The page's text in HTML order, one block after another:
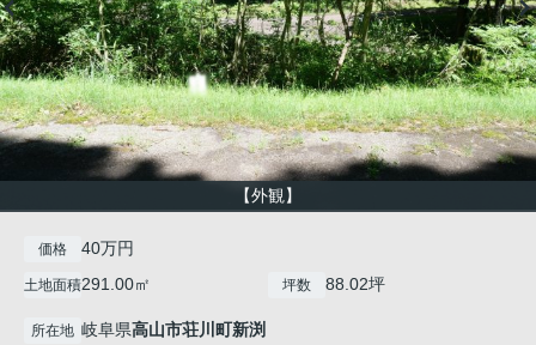
【外観】
価格 40万円
土地面積291.00㎡ 坪数 88.02坪
所在地 岐阜県高山市荘川町新渕